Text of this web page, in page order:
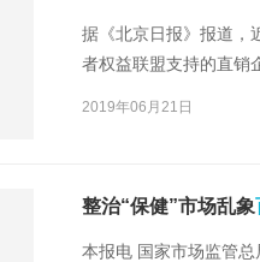
据《北京日报》报道，
者权益联盟支持的直销
2019年06月21日
整治“保健”市场乱象
本报电 国家市场监管总